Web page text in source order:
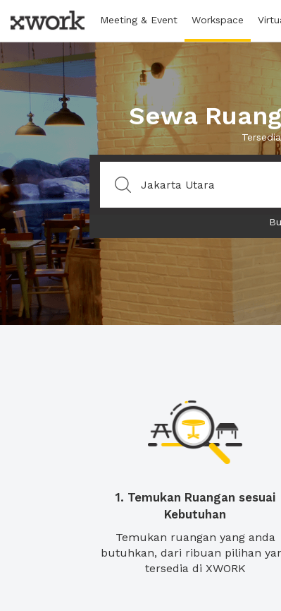
Meeting & Event Workspace
Sewa
1. Temukan Ruangan sesuai
Kebutuhan
Temukan ruangan yang anda
butuhkan, dari ribuan pilihan
tersedia di XWORK